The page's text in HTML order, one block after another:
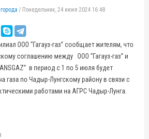
/ Понедельник, 24 июня 2024 16:48
ООО “Гагауз-газ” сообщает жителям, что
соглашению между ООО “Гагауз-газ” и
в период с 1 по 5 июля будет
газа по Чадыр-Лунгскому району в связи с
работами на АГРС Чадыр-Лунга.